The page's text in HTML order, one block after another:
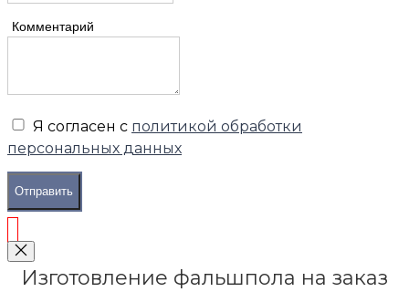
Комментарий
Я согласен с политикой обработки
персональных данных
Отправить
Изготовление фальшпола на заказ